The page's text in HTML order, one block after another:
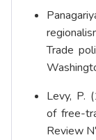
Trade
Levy, P.
of free-
Review